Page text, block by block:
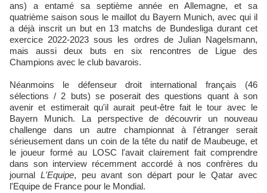
ans) a entamé sa septième année en Allemagne, et sa
quatrième saison sous le maillot du Bayern Munich, avec qui il
a déjà inscrit un but en 13 matchs de Bundesliga durant cet
exercice 2022-2023 sous les ordres de Julian Nagelsmann,
mais aussi deux buts en six rencontres de Ligue des
Champions avec le club bavarois.
Néanmoins le défenseur droit international français (46
sélections / 2 buts) se poserait des questions quant à son
avenir et estimerait qu'il aurait peut-être fait le tour avec le
Bayern Munich. La perspective de découvrir un nouveau
challenge dans un autre championnat à l'étranger serait
sérieusement dans un coin de la tête du natif de Maubeuge, et
le joueur formé au LOSC l'avait clairement fait comprendre
dans son interview récemment accordé à nos confrères du
journal L'Equipe, peu avant son départ pour le Qatar avec
l'Equipe de France pour le Mondial.